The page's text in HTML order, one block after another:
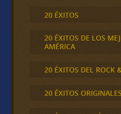
20 ÉXITOS
20 ÉXITOS DE LOS
AMÉRICA
20 ÉXITOS DEL ROCK
20 ÉXITOS ORIGINALES